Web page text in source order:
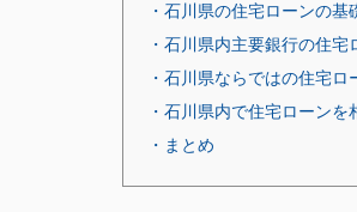
・石川県の住宅ローンの
・石川県内主要銀行の住宅
・石川県ならではの住宅
・石川県内で住宅ローン
・まとめ